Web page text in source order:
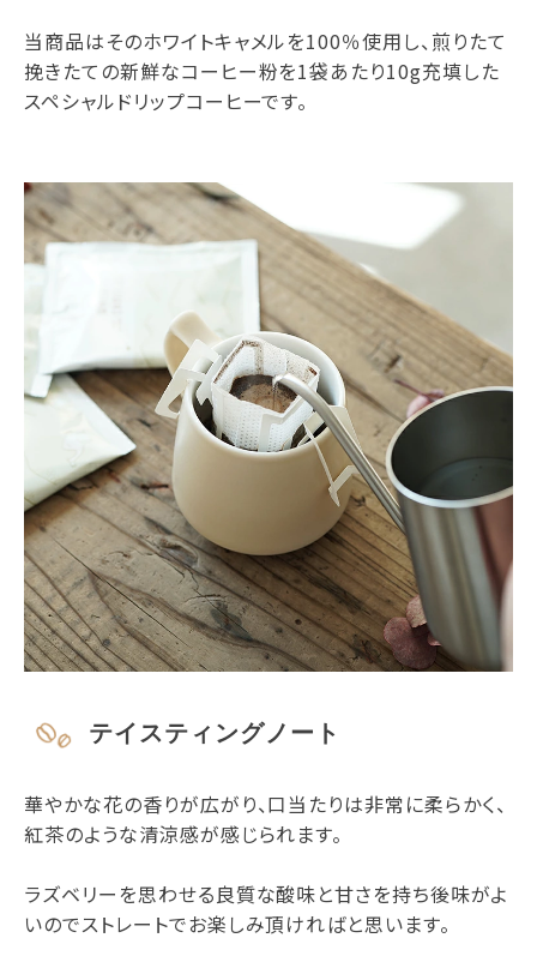
当商品はそのホワイトキャメルを100％使用し、煎りたて
挽きたての新鮮なコーヒー粉を1袋あたり10g充填した
スペシャルドリップコーヒーです。
テイスティングノート
華やかな花の香りが広がり、口当たりは非常に柔らかく、
紅茶のような清涼感が感じられます。
ラズベリーを思わせる良質な酸味と甘さを持ち後味がよ
いのでストレートでお楽しみ頂ければと思います。